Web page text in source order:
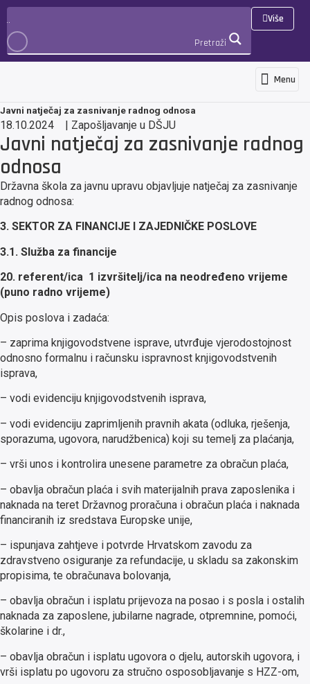
Pretraži
Više
PRIJAVA
Menu
Javni natječaj za zasnivanje radnog odnosa
18.10.2024 | Zapošljavanje u DŠJU
Javni natječaj za zasnivanje radnog
odnosa
Državna škola za javnu upravu objavljuje natječaj za zasnivanje
radnog odnosa:
3. SEKTOR ZA FINANCIJE I ZAJEDNIČKE POSLOVE
3.1. Služba za financije
20. referent/ica 1 izvršitelj/ica na neodređeno vrijeme
(puno radno vrijeme)
Opis poslova i zadaća:
– zaprima knjigovodstvene isprave, utvrđuje vjerodostojnost
odnosno formalnu i računsku ispravnost knjigovodstvenih
isprava,
– vodi evidenciju knjigovodstvenih isprava,
– vodi evidenciju zaprimljenih pravnih akata (odluka, rješenja,
sporazuma, ugovora, narudžbenica) koji su temelj za plaćanja,
– vrši unos i kontrolira unesene parametre za obračun plaća,
– obavlja obračun plaća i svih materijalnih prava zaposlenika i
naknada na teret Državnog proračuna i obračun plaća i naknada
financiranih iz sredstava Europske unije,
– ispunjava zahtjeve i potvrde Hrvatskom zavodu za
zdravstveno osiguranje za refundacije, u skladu sa zakonskim
propisima, te obračunava bolovanja,
– obavlja obračun i isplatu prijevoza na posao i s posla i ostalih
naknada za zaposlene, jubilarne nagrade, otpremnine, pomoći,
školarine i dr.,
– obavlja obračun i isplatu ugovora o djelu, autorskih ugovora, i
vrši isplatu po ugovoru za stručno osposobljavanje s HZZ-om,